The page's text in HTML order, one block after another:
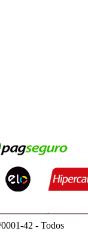
42 - Todos